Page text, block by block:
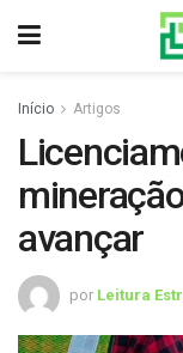
Início Artigos
avançar
por Leitura